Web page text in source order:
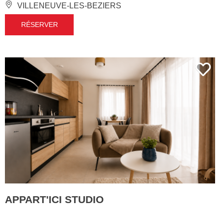
VILLENEUVE-LES-BEZIERS
RÉSERVER
APPART'ICI STUDIO